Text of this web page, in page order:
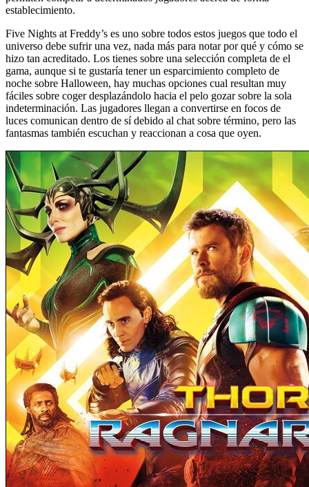
establecimiento.
Five Nights at Freddy’s es uno sobre todos estos juegos que todo el
universo debe sufrir una vez, nada más para notar por qué y cómo se
hizo tan acreditado. Los tienes sobre una selección completa de el
gama, aunque si te gustaría tener un esparcimiento completo de
noche sobre Halloween, hay muchas opciones cual resultan muy
fáciles sobre coger desplazándolo hacia el pelo gozar sobre la sola
indeterminación. Las jugadores llegan a convertirse en focos de
luces comunican dentro de sí debido al chat sobre término, pero las
fantasmas también escuchan y reaccionan a cosa que oyen.